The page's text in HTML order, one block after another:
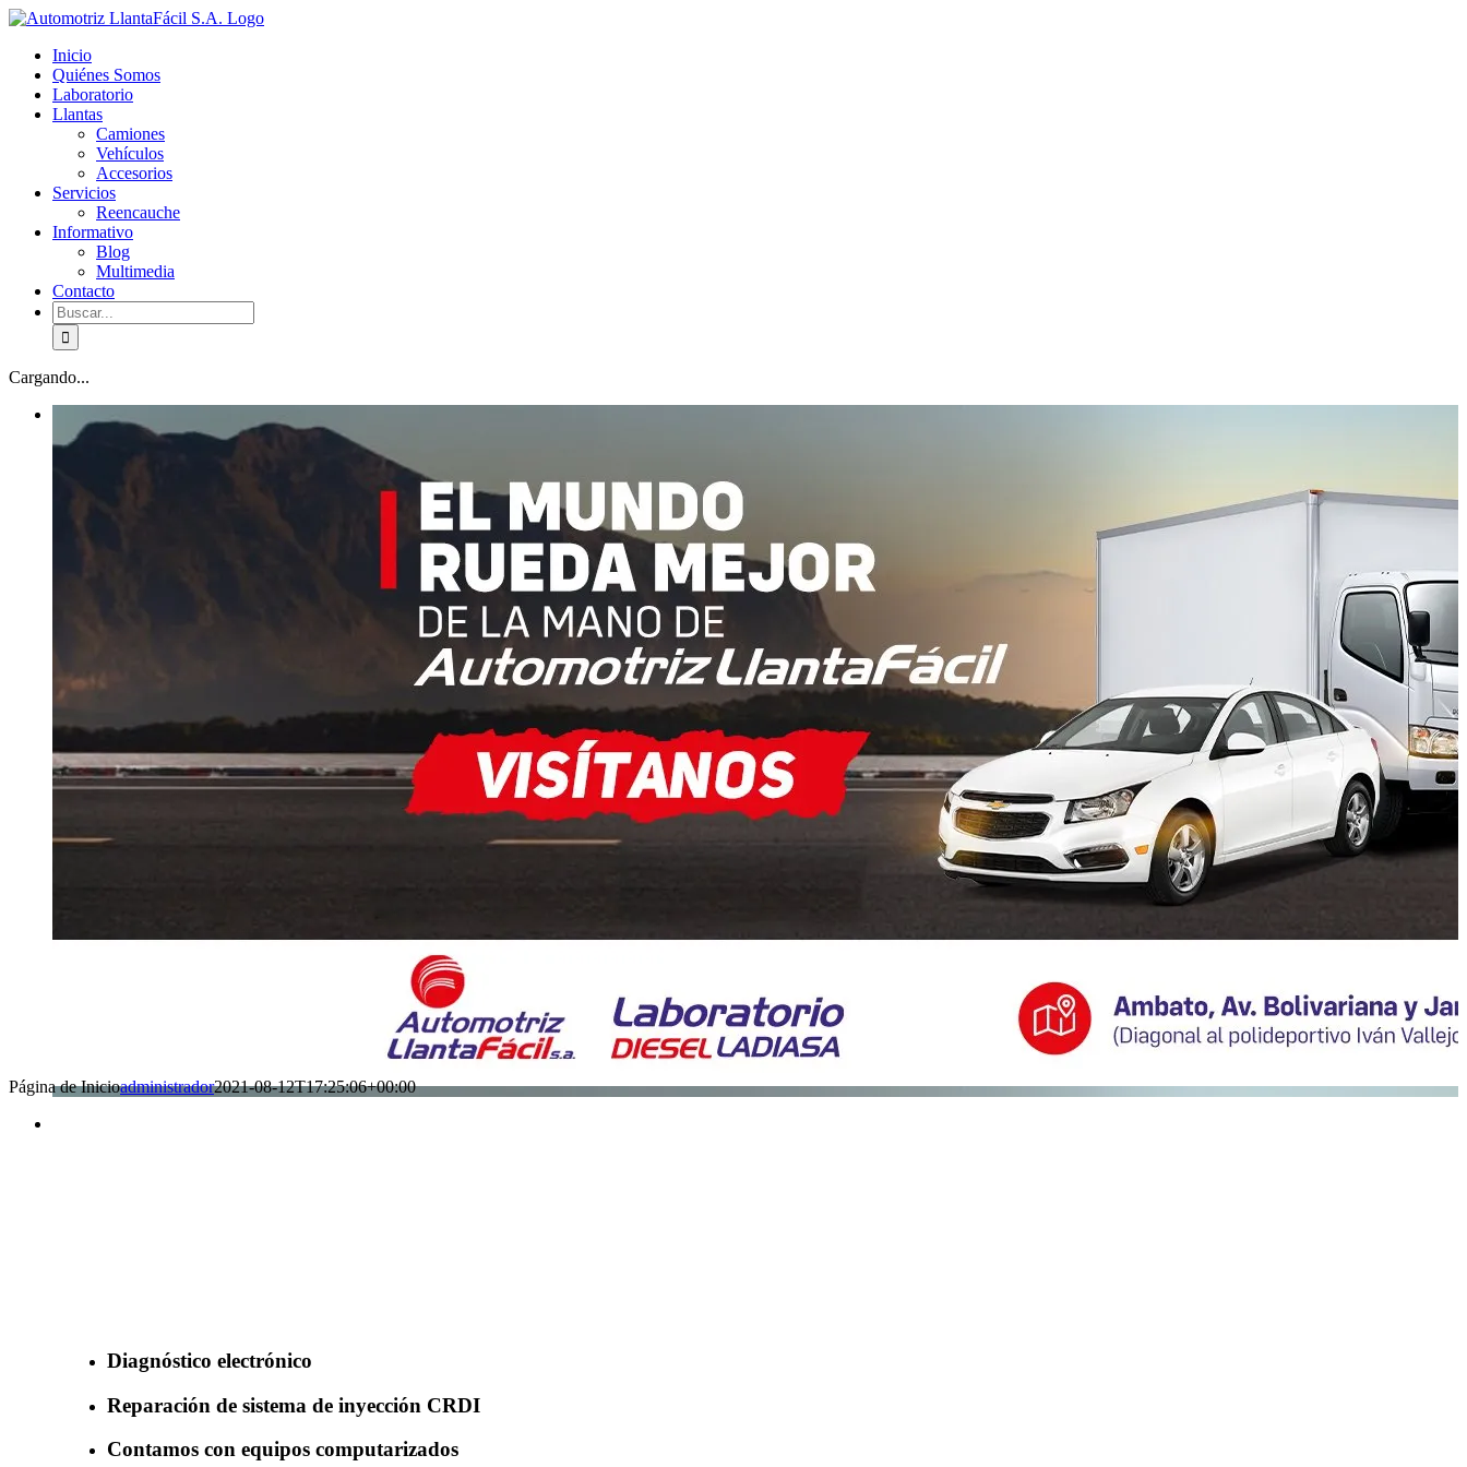
Skip
content
facebook
youtube
Inicio
Quiénes Somos
Laboratorio
Llantas
Camiones
Vehículos
Accesorios
Servicios
Reencauche
Informativo
Blog
Multimedia
Contacto
Buscar:
Cargando...
Página de Inicioadministrador2021-08-12T17:25:06+00:00
Diagnóstico electrónico
Reparación de sistema de inyección CRDI
Contamos con equipos computarizados